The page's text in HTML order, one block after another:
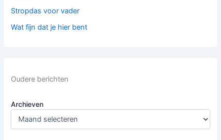
Stropdas voor vader
Wat fijn dat je hier bent
Oudere berichten
Archieven